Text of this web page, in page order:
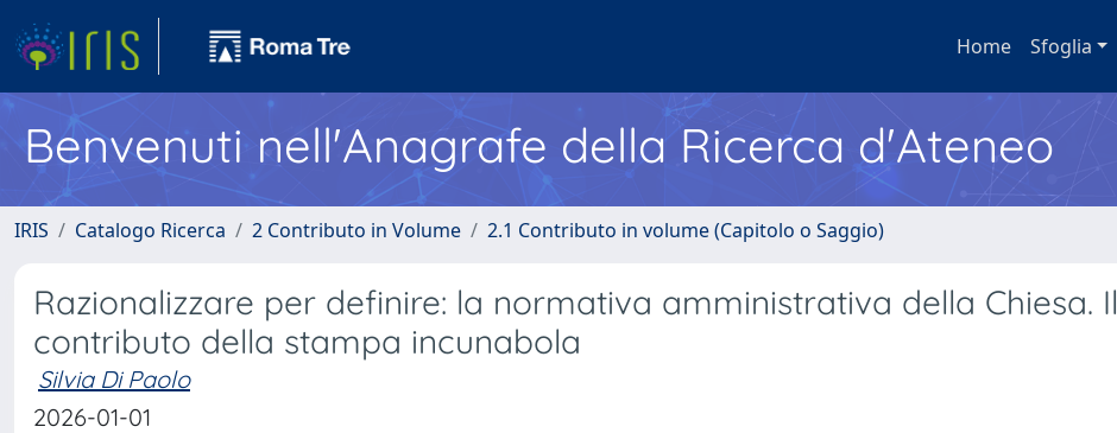
Home Sfoglia
Benvenuti nell'Anagrafe della Ricerca d'Ateneo
IRIS Catalogo Ricerca 2 Contributo in Volume 2.1 Contributo in volume (Capitolo o Saggio)
Razionalizzare per definire: la normativa amministrativa della Chiesa. Il
contributo della stampa incunabola
Silvia Di Paolo
2026-01-01